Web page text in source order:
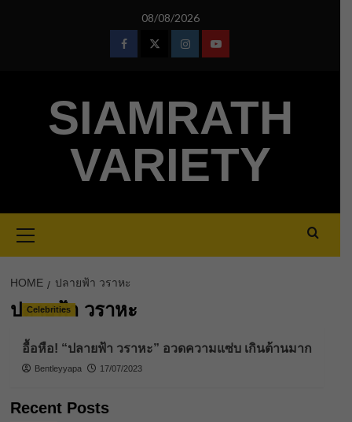
08/08/2026
FacebookTwitterInstagramYoutube
SIAMRATH
VARIETY
Menu
HOME ปลายฟ้า วราหะ
ปลายฟ้า วราหะ
Celebrities
อื้อหือ! “ปลายฟ้า วราหะ” อวดความแซ่บ เกินต้านมาก
Bentleyyapa 17/07/2023
Recent Posts